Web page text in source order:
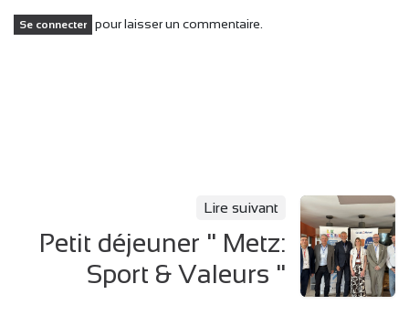
Se connecter pour laisser un commentaire.
Lire suivant
Petit déjeuner " Metz:
Sport & Valeurs "